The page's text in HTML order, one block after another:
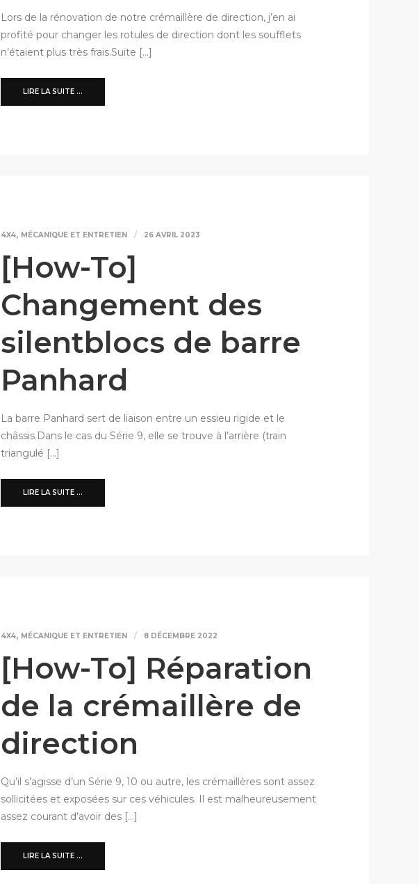
Lors de la rénovation de notre crémaillère de direction, j’en ai
profité pour changer les rotules de direction dont les soufflets
n’étaient plus très frais.Suite […]
LIRE LA SUITE ...
4X4, MÉCANIQUE ET ENTRETIEN 26 AVRIL 2023
[How-To]
Changement des
silentblocs de barre
Panhard
La barre Panhard sert de liaison entre un essieu rigide et le
châssis.Dans le cas du Série 9, elle se trouve à l’arrière (train
triangulé […]
LIRE LA SUITE ...
4X4, MÉCANIQUE ET ENTRETIEN 8 DÉCEMBRE 2022
[How-To] Réparation
de la crémaillère de
direction
Qu’il s’agisse d’un Série 9, 10 ou autre, les crémaillères sont assez
sollicitées et exposées sur ces véhicules. Il est malheureusement
assez courant d’avoir des […]
LIRE LA SUITE ...